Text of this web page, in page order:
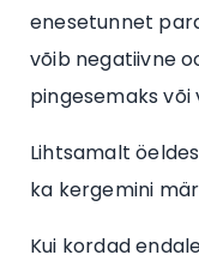
enesetunnet
võib negatiivne
pingesemaks või
Lihtsamalt
ka kergemini
Kui kordad